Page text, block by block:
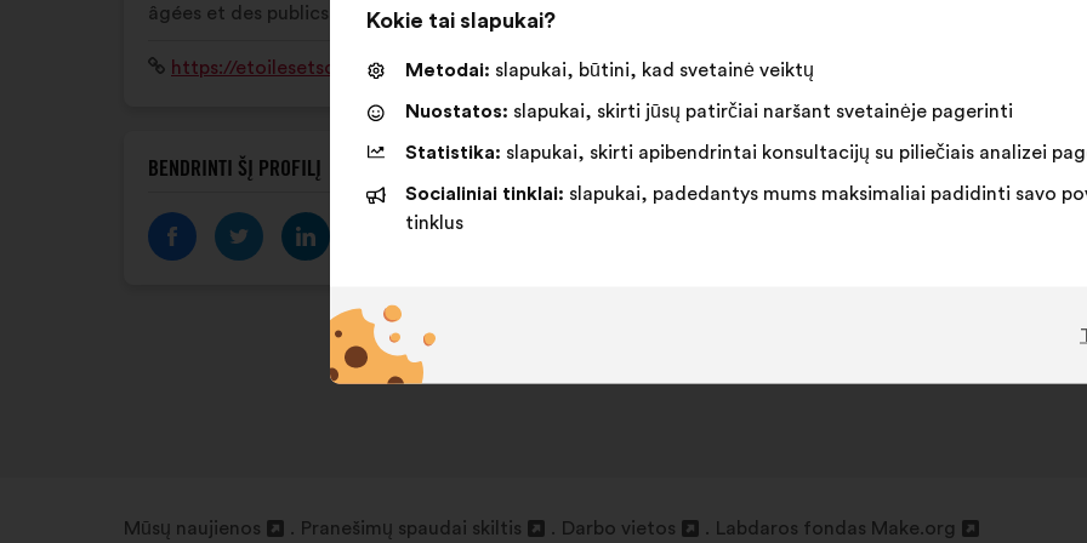
âgées et des publics fragilisés.
Interneto
https://etoilesetsolidaires.fr/
BENDRINTI ŠĮ PROFILĮ
Mūsų naujienos Pranešimų spaudai skiltis Darbo vietos Labdaros fondas Make.org
Kokie tai slapukai?
Metodai: slapukai, būtini, kad svetainė veiktų
Nuostatos: slapukai, skirti jūsų patirčiai naršant svetainėje pagerinti
Statistika: slapukai, skirti apibendrintai konsultacijų su piliečiais analizei
Socialiniai tinklai: slapukai, padedantys mums maksimaliai padidinti savo
tinklus